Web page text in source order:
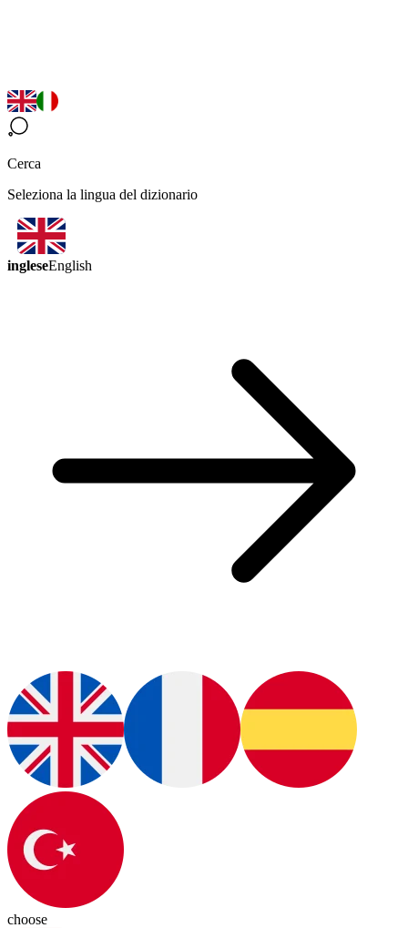
Cerca
Seleziona la lingua del dizionario
ingleseEnglish
choose